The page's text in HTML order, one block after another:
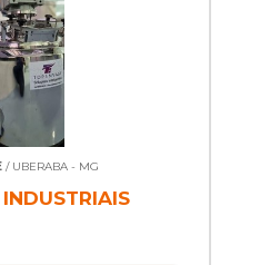
/ UBERABA - MG